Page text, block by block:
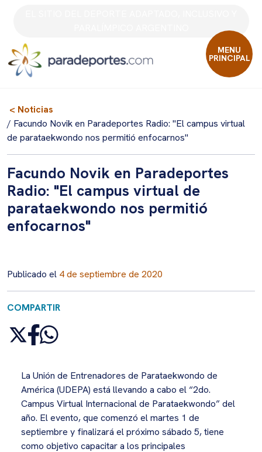
MENU
PRINCIPAL
< Noticias
/ Facundo Novik en Paradeportes Radio: "El campus virtual
de parataekwondo nos permitió enfocarnos"
Facundo Novik en Paradeportes
Radio: "El campus virtual de
parataekwondo nos permitió
enfocarnos"
Publicado el 4 de septiembre de 2020
COMPARTIR
La Unión de Entrenadores de Parataekwondo de
América (UDEPA) está llevando a cabo el “2do.
Campus Virtual Internacional de Parataekwondo” del
año. El evento, que comenzó el martes 1 de
septiembre y finalizará el próximo sábado 5, tiene
como objetivo capacitar a los principales